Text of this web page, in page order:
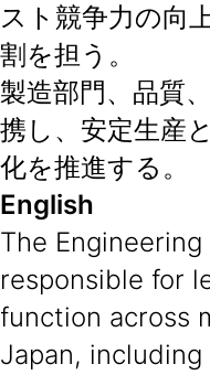
スト競争力の向
割を担う。
製造部門、品質
携し、安定生産
化を推進する。
English
The
responsible for
function across
Japan,